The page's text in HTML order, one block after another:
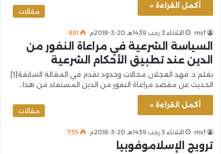
أكمل القراءة »
مقالات
msf الثلاثاء 3 رجب 1439هـ 20-3-2018م 891
السياسة الشرعية في مراعاة النفور من
الدين عند تطبيق الأحكام الشرعية
بقلم د. فهد العجلان مجالات وحدود تقدم في المقالة السابقة[1]
الحديث عن مقصد مراعاة النفور من الدين المستفاد من هذا…
أكمل القراءة »
مقالات
msf الثلاثاء 3 رجب 1439هـ 20-3-2018م 735
ترويج الإسلاموفوبيا